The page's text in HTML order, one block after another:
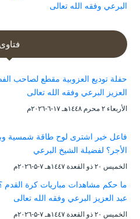
البرعي وفقه الله تعالى
فتاوى
حفلة توديع العزوبية مقطع لصاحب
العزيز البرعي وفقه الله تعالى
الأربعاء ۲ محرم ۱٤٤۸هـ ۱۷-٦-۲۰۲٦م
فاعل خير اشترى لوح طاقة شمسية
الأجر؟ لفضيلة الشيخ البرعي
الخميس ۲۰ ذو القعدة ۱٤٤۷هـ ۷-۵-۲۰۲٦م
ما حكم مشاهدات مباريات كرة القدم
عبد العزيز البرعي وفقه الله تعالى
الخميس ۲۰ ذو القعدة ۱٤٤۷هـ ۷-۵-۲۰۲٦م